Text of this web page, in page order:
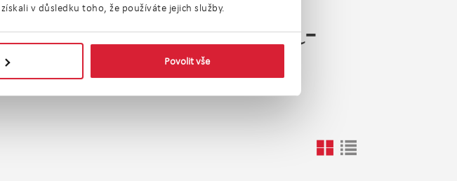
v důsledku toho, že používáte jejich služby.
Povolit vše
ploch) Praha-